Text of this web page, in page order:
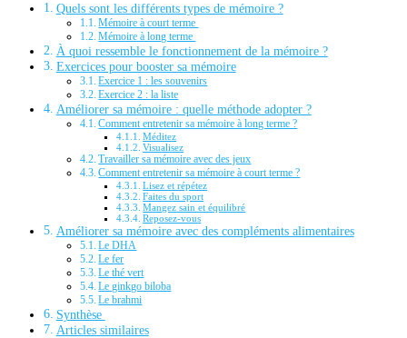
Quels sont les différents types de mémoire ?
Mémoire à court terme
Mémoire à long terme
À quoi ressemble le fonctionnement de la mémoire ?
Exercices pour booster sa mémoire
Exercice 1 : les souvenirs
Exercice 2 : la liste
Améliorer sa mémoire : quelle méthode adopter ?
Comment entretenir sa mémoire à long terme ?
Méditez
Visualisez
Travailler sa mémoire avec des jeux
Comment entretenir sa mémoire à court terme ?
Lisez et répétez
Faites du sport
Mangez sain et équilibré
Reposez-vous
Améliorer sa mémoire avec des compléments alimentaires
Le DHA
Le fer
Le thé vert
Le ginkgo biloba
Le brahmi
Synthèse
Articles similaires